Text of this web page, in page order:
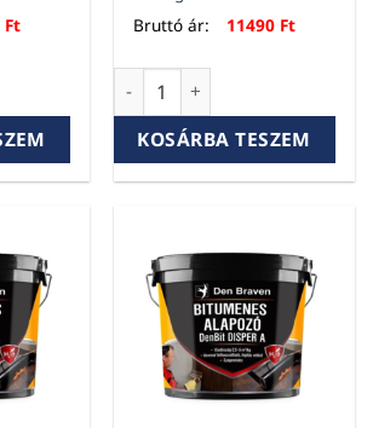
Ft
VÍZSZIGETELÉS 5 KG mennyiség
Bruttó ár:
11490 Ft
den braven
KOSÁRBA TESZEM